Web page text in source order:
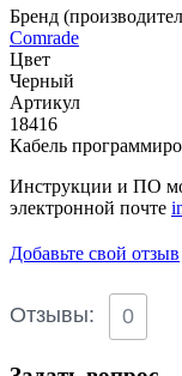
Бренд
Comrade
Цвет
Черный
Артикул
18416
Кабель
Инструкции и ПО
электронной почте
Добавьте свой отзыв
Отзывы: 0